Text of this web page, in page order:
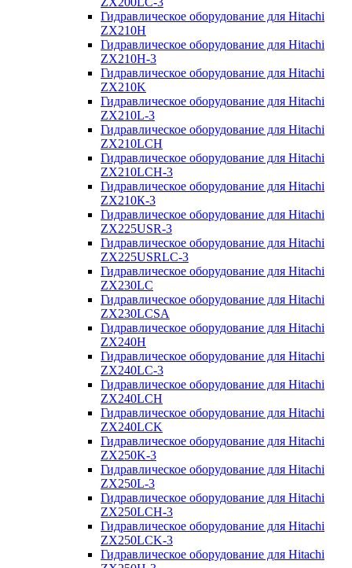
Гидравлическое оборудование для Hitachi
ZX210H
Гидравлическое оборудование для Hitachi
ZX210H-3
Гидравлическое оборудование для Hitachi
ZX210K
Гидравлическое оборудование для Hitachi
ZX210L-3
Гидравлическое оборудование для Hitachi
ZX210LCH
Гидравлическое оборудование для Hitachi
ZX210LCH-3
Гидравлическое оборудование для Hitachi
ZX210К-3
Гидравлическое оборудование для Hitachi
ZX225USR-3
Гидравлическое оборудование для Hitachi
ZX225USRLC-3
Гидравлическое оборудование для Hitachi
ZX230LC
Гидравлическое оборудование для Hitachi
ZX230LCSA
Гидравлическое оборудование для Hitachi
ZX240H
Гидравлическое оборудование для Hitachi
ZX240LC-3
Гидравлическое оборудование для Hitachi
ZX240LCH
Гидравлическое оборудование для Hitachi
ZX240LCK
Гидравлическое оборудование для Hitachi
ZX250K-3
Гидравлическое оборудование для Hitachi
ZX250L-3
Гидравлическое оборудование для Hitachi
ZX250LCH-3
Гидравлическое оборудование для Hitachi
ZX250LCK-3
Гидравлическое оборудование для Hitachi